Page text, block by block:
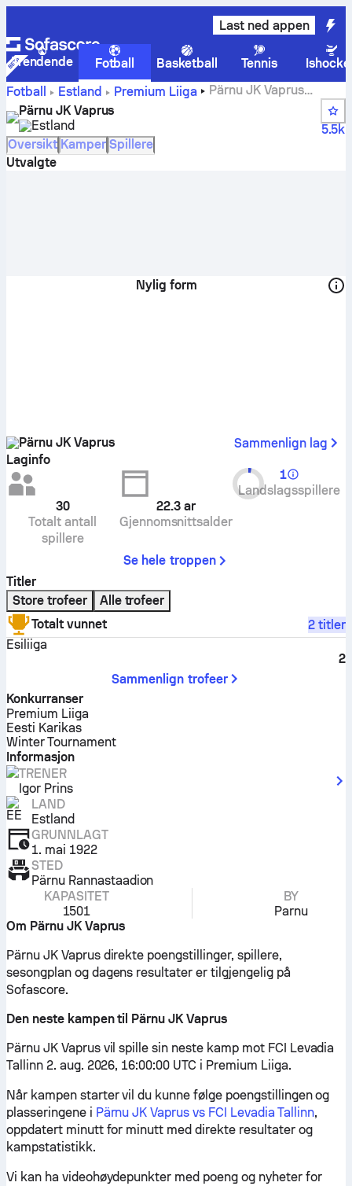
Last ned appen
Trendende Fotball Basketball Tennis
Fotball
Estland Premium Liiga
Pärnu JK Vaprus
poengstillinger, kamper, plasseringer og spillerstatistikk
Pärnu JK Vaprus
Estland
5.5k
Oversikt Kamper Spillere
Utvalgte
Nylig form
Pärnu JK Vaprus
Sammenlign lag
Laginfo
30
Totalt antall
spillere
22.3 ar
Gjennomsnittsalder
1
Landslagsspillere
Se hele troppen
Titler
Store trofeer
Alle trofeer
Totalt vunnet
2 titler
Esiliiga
2
Sammenlign trofeer
Konkurranser
Premium Liiga
Eesti Karikas
Winter Tournament
Informasjon
TRENER
Igor Prins
LAND
Estland
GRUNNLAGT
1. mai 1922
STED
Pärnu Rannastaadion
KAPASITET
1501
BY
Parnu
Om Pärnu JK Vaprus
Pärnu JK Vaprus direkte poengstillinger, spillere,
sesongplan og dagens resultater er tilgjengelig på
Sofascore.
Den neste kampen til Pärnu JK Vaprus
Pärnu JK Vaprus vil spille sin neste kamp mot FCI Levadia
Tallinn 2. aug. 2026, 16:00:00 UTC i Premium Liiga.
Når kampen starter vil du kunne følge poengstillingen og
plasseringene i Pärnu JK Vaprus vs FCI Levadia Tallinn,
oppdatert minutt for minutt med direkte resultater og
kampstatistikk.
Vi kan ha videohøydepunkter med poeng og nyheter for